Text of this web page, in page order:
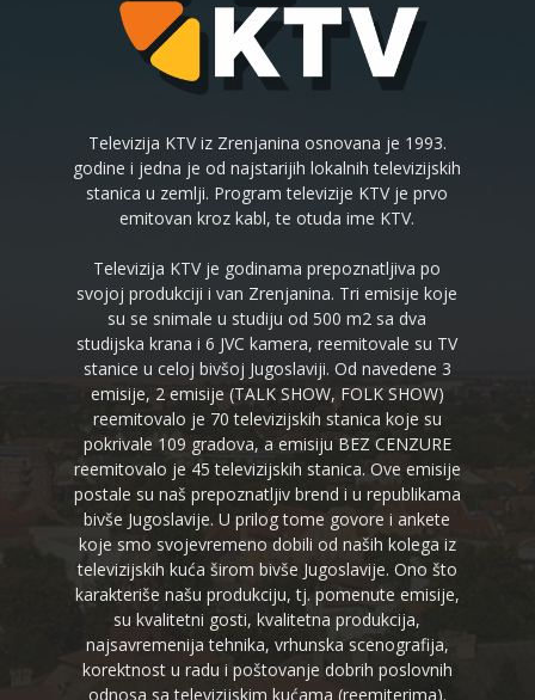
Televizija KTV iz Zrenjanina osnovana je 1993.
godine i jedna je od najstarijih lokalnih televizijskih
stanica u zemlji. Program televizije KTV je prvo
emitovan kroz kabl, te otuda ime KTV.
Televizija KTV je godinama prepoznatljiva po
svojoj produkciji i van Zrenjanina. Tri emisije koje
su se snimale u studiju od 500 m2 sa dva
studijska krana i 6 JVC kamera, reemitovale su TV
stanice u celoj bivšoj Jugoslaviji. Od navedene 3
emisije, 2 emisije (TALK SHOW, FOLK SHOW)
reemitovalo je 70 televizijskih stanica koje su
pokrivale 109 gradova, a emisiju BEZ CENZURE
reemitovalo je 45 televizijskih stanica. Ove emisije
postale su naš prepoznatljiv brend i u republikama
bivše Jugoslavije. U prilog tome govore i ankete
koje smo svojevremeno dobili od naših kolega iz
televizijskih kuća širom bivše Jugoslavije. Ono što
karakteriše našu produkciju, tj. pomenute emisije,
su kvalitetni gosti, kvalitetna produkcija,
najsavremenija tehnika, vrhunska scenografija,
korektnost u radu i poštovanje dobrih poslovnih
odnosa sa televizijskim kućama (reemiterima).